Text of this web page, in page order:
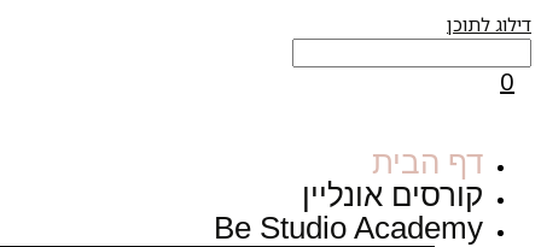
דילוג לתוכן
0
דף הבית
קורסים אונליין
Be Studio Academy